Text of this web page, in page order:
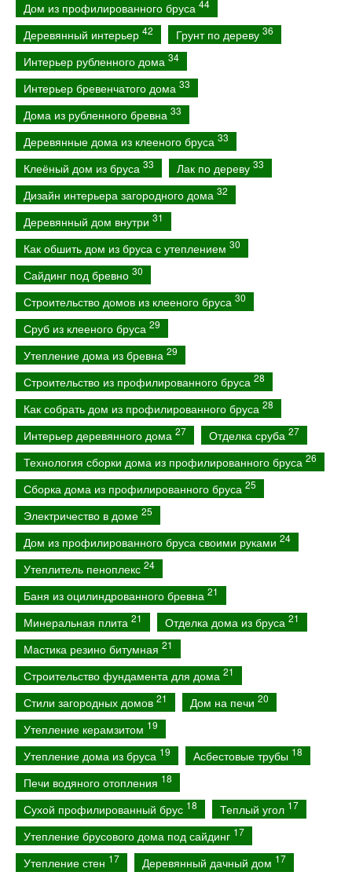
Дом из профилированного бруса 44
Деревянный интерьер 42 Грунт по дереву 36
Интерьер рубленного дома 34
Интерьер бревенчатого дома 33
Дома из рубленного бревна 33
Деревянные дома из клееного бруса 33
Клеёный дом из бруса 33 Лак по дереву 33
Дизайн интерьера загородного дома 32
Деревянный дом внутри 31
Как обшить дом из бруса с утеплением 30
Сайдинг под бревно 30
Строительство домов из клееного бруса 30
Сруб из клееного бруса 29
Утепление дома из бревна 29
Строительство из профилированного бруса 28
Как собрать дом из профилированного бруса 28
Интерьер деревянного дома 27 Отделка сруба 27
Технология сборки дома из профилированного бруса 26
Сборка дома из профилированного бруса 25
Электричество в доме 25
Дом из профилированного бруса своими руками 24
Утеплитель пеноплекс 24
Баня из оцилиндрованного бревна 21
Минеральная плита 21 Отделка дома из бруса 21
Мастика резино битумная 21
Строительство фундамента для дома 21
Стили загородных домов 21 Дом на печи 20
Утепление керамзитом 19
Утепление дома из бруса 19 Асбестовые трубы 18
Печи водяного отопления 18
Сухой профилированный брус 18 Теплый угол 17
Утепление брусового дома под сайдинг 17
Утепление стен 17 Деревянный дачный дом 17